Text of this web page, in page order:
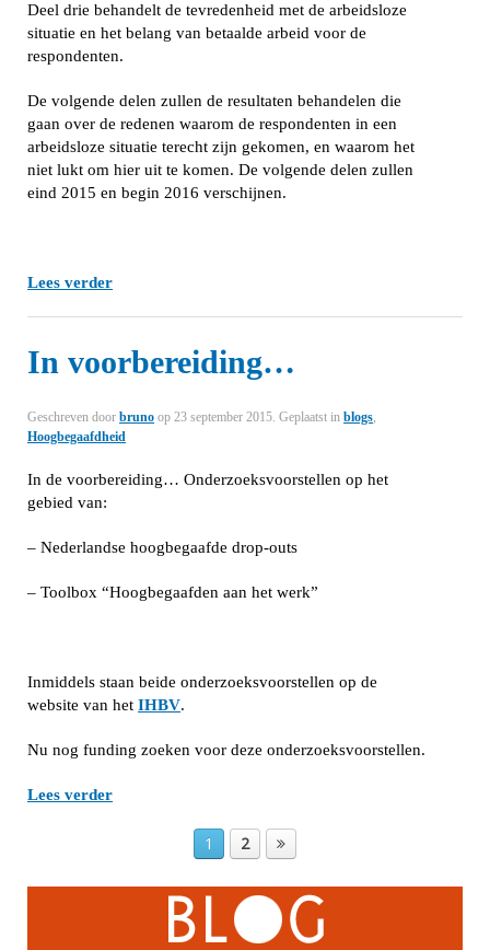
Deel drie behandelt de tevredenheid met de arbeidsloze
situatie en het belang van betaalde arbeid voor de
respondenten.
De volgende delen zullen de resultaten behandelen die
gaan over de redenen waarom de respondenten in een
arbeidsloze situatie terecht zijn gekomen, en waarom het
niet lukt om hier uit te komen. De volgende delen zullen
eind 2015 en begin 2016 verschijnen.
Lees verder
In voorbereiding…
Geschreven door bruno op 23 september 2015. Geplaatst in blogs,
Hoogbegaafdheid
In de voorbereiding… Onderzoeksvoorstellen op het
gebied van:
– Nederlandse hoogbegaafde drop-outs
– Toolbox “Hoogbegaafden aan het werk”
Inmiddels staan beide onderzoeksvoorstellen op de
website van het IHBV.
Nu nog funding zoeken voor deze onderzoeksvoorstellen.
Lees verder
1 2